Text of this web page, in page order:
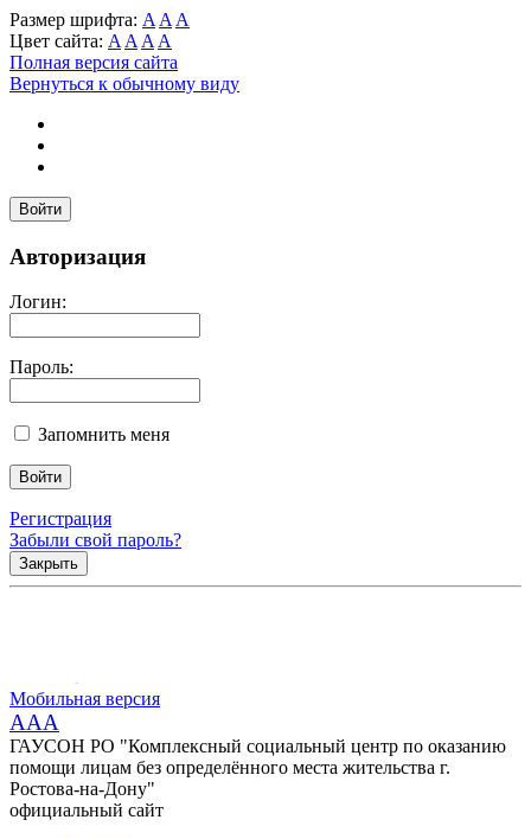
Размер шрифта: A A A
Цвет сайта: A A A A
Полная версия сайта
Вернуться к обычному виду
Войти
Авторизация
Логин:
Пароль:
Запомнить меня
Регистрация
Забыли свой пароль?
Закрыть
Мобильная версия
AAA
ГАУСОН РО "Комплексный социальный центр по оказанию
помощи лицам без определённого места жительства г.
Ростова-на-Дону"
официальный сайт